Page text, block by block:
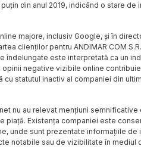
din anul 2019, indicând o stare de
majore, inclusiv Google, și în
clienților pentru ANDIMAR COM
îndelungate este interpretată ca un
negative vizibile online
statutul inactiv al companiei din
nu au relevat mențiuni semnificative
piață. Existența companiei este
unde sunt prezentate informațiile de
notabile sau de vizibilitate în mediul